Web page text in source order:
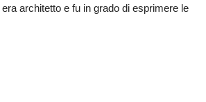
architetto e fu in grado di esprimere le